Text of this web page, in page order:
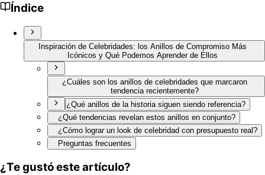
Índice
Inspiración de Celebridades: los Anillos de Compromiso Más
Icónicos y Qué Podemos Aprender de Ellos
¿Cuáles son los anillos de celebridades que marcaron
tendencia recientemente?
¿Qué anillos de la historia siguen siendo referencia?
¿Qué tendencias revelan estos anillos en conjunto?
¿Cómo lograr un look de celebridad con presupuesto real?
Preguntas frecuentes
¿Te gustó este artículo?